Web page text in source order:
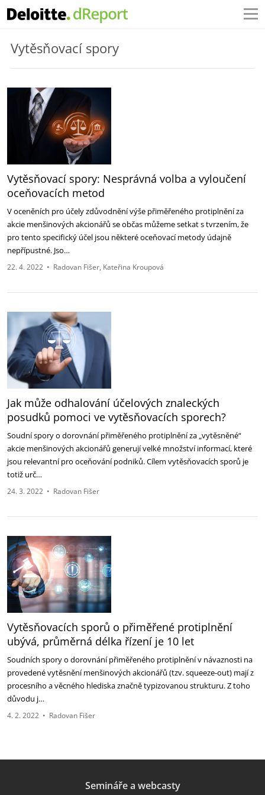
Vytěsňovací spory
Vytěsňovací spory: Nesprávná volba a vyloučení
oceňovacích metod
V oceněních pro účely zdůvodnění výše přiměřeného protiplnění za
akcie menšinových akcionářů se občas můžeme setkat s tvrzením, že
pro tento specifický účel jsou některé oceňovací metody údajně
nepřípustné. Jso…
22. 4. 2022 • Radovan Fišer Kateřina Kroupová
Jak může odhalování účelových znaleckých
posudků pomoci ve vytěsňovacích sporech?
Soudní spory o dorovnání přiměřeného protiplnění za „vytěsněné“
akcie menšinových akcionářů generují velké množství informací, které
jsou relevantní pro oceňování podniků. Cílem vytěsňovacích sporů je
totiž urč…
24. 3. 2022 • Radovan Fišer
Vytěsňovacích sporů o přiměřené protiplnění
ubývá, průměrná délka řízení je 10 let
Soudních spory o dorovnání přiměřeného protiplnění v návaznosti na
provedené vytěsnění menšinových akcionářů (tzv. squeeze-out) mají z
procesního a věcného hlediska značně typizovanou strukturu. Z toho
důvodu j…
4. 2. 2022 • Radovan Fišer
Semináře a webcasty